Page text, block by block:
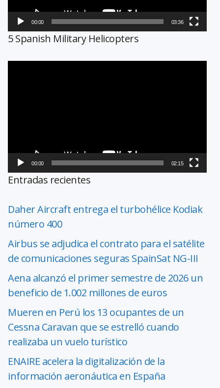
00:00 03:36
5 Spanish Military Helicopters
00:00 02:15
Entradas recientes
Daher Aircraft entrega el turbohélice Kodiak
número 400
Airbus se adjudica el contrato para el satélite
de comunicaciones seguras SpainSat NG-III
Aena alcanzó el primer semestre de 2026 un
beneficio de 1.002 millones de euros
Mueren en Perú los 13 ocupantes de un
Cessna Caravan que se estrelló cuando
realizaba un vuelo turístico
ENAIRE acelera la digitalización de la
información aeronáutica en España